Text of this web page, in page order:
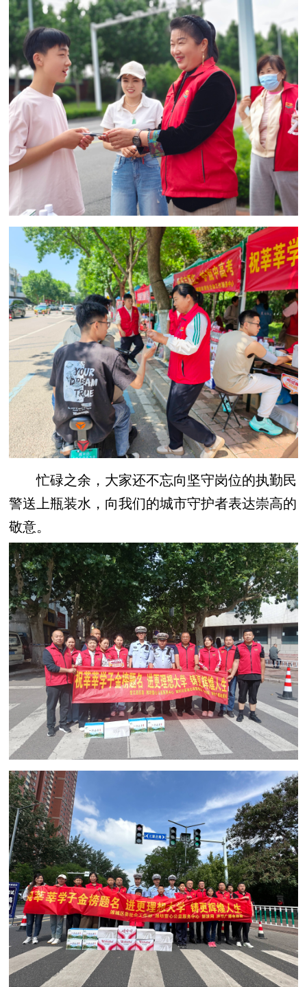
忙碌之余，大家还不忘向坚守岗位的执勤民
警送上瓶装水，向我们的城市守护者表达崇高的
敬意。